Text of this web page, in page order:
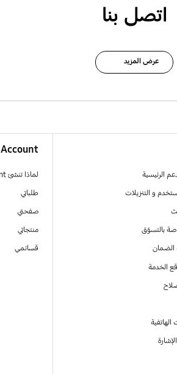
اتصل بنا
عرض المزيد
الرئيسية
و التنزيلات
الضمان
الخدمة
الهاتفية
Account
لماذا تنشئ Samsung Account
طلباتي
صفحتي
منتجاتي
قسائمي